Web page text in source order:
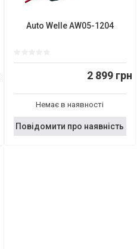
Auto Welle AW05-1204
2 899 грн
Немає в наявності
Повідомити про наявність